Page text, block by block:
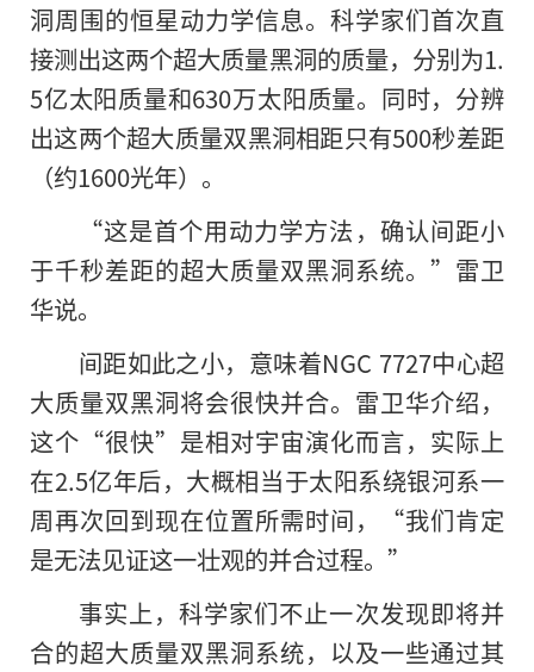
洞周围的恒星动力学信息。科学家们首次直
接测出这两个超大质量黑洞的质量，分别为1.
5亿太阳质量和630万太阳质量。同时，分辨
出这两个超大质量双黑洞相距只有500秒差距
（约1600光年）。
“这是首个用动力学方法，确认间距小
于千秒差距的超大质量双黑洞系统。”雷卫
华说。
间距如此之小，意味着NGC 7727中心超
大质量双黑洞将会很快并合。雷卫华介绍，
这个“很快”是相对宇宙演化而言，实际上
在2.5亿年后，大概相当于太阳系绕银河系一
周再次回到现在位置所需时间，“我们肯定
是无法见证这一壮观的并合过程。”
事实上，科学家们不止一次发现即将并
合的超大质量双黑洞系统，以及一些通过其